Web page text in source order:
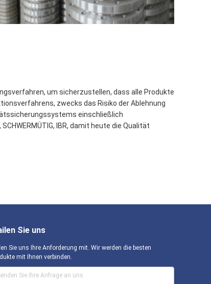
um sicherzustellen, dass alle Produkte
zwecks das Risiko der Ablehnung
einschließlich
IBR, damit heute die Qualität
Sie uns
Sie uns Ihre Anforderung mit. Wir werden die besten
mit Ihnen verbinden.